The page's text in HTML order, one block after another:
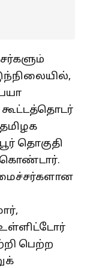
தொகுதி
கொண்டார்.
உள்ளிட்டோர்
பெற்ற